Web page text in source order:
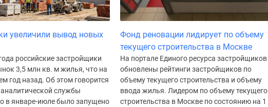
увеличили вывод новых
российские застройщики
3,5 млн кв. м жилья, что на
год назад. Об этом говорится
службы
в январе-июле было запущено
Фонд реновации лидирует по объему
текущего строительства в Москве
На портале Единого ресурса застройщиков
обновлены рейтинги застройщиков по
объему текущего строительства и объему
ввода жилья. Лидером по объему текущего
строительства в Москве по состоянию на 1